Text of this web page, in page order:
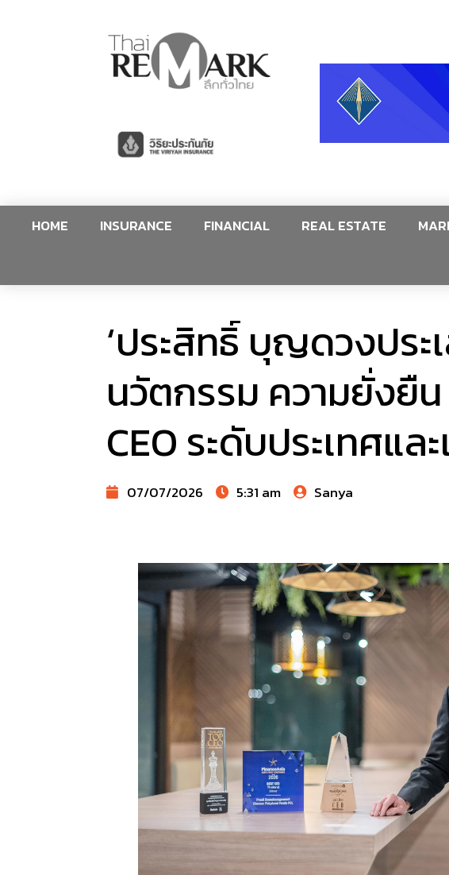
HOME INSURANCE FINANCIAL REAL ESTATE
‘ประสิทธิ์ บุญดวงประ
นวัตกรรม ความยั่งยืน
CEO ระดับประเทศแล
07/07/2026 5:31 am Sanya